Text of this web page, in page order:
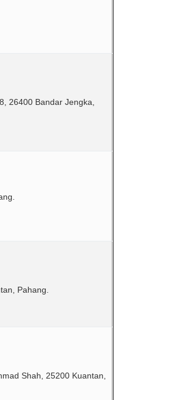
26400 Bandar Jengka,
Pahang.
Shah, 25200 Kuantan,